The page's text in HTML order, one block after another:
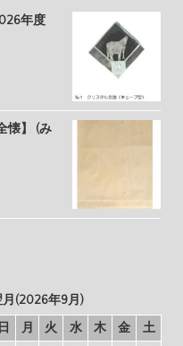
年度
懐】 (み
月(2026年9月)
日
月 火 水 木 金
土